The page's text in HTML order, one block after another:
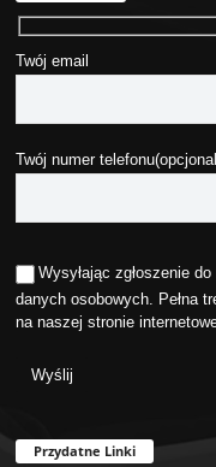
Twój email
Twój numer
Wysyłając zgłoszenie
danych osobowych. Pełna
na naszej stronie
Przydatne Linki